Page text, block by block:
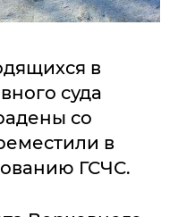
в
суда
со
в
ГСЧС.